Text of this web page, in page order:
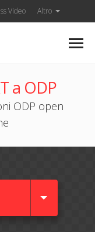
Video Altro
a ODP
ODP open